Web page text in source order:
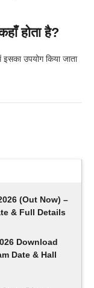
होता है?
उपयोग किया जाता
(Out Now) –
& Full Details
Download
Date & Hall